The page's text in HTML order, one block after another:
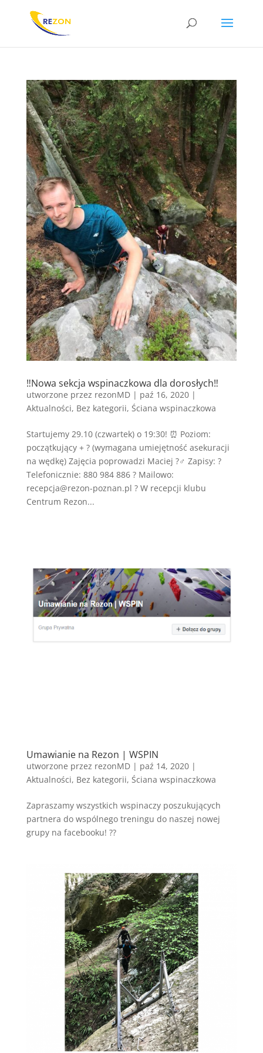
‼️Nowa sekcja wspinaczkowa dla dorosłych‼️
utworzone przez rezonMD| paź 16, 2020|
Aktualności, Bez kategorii, Ściana wspinaczkowa
Startujemy 29.10 (czwartek) o 19:30! ⏰ Poziom:
początkujący + ? (wymagana umiejętność asekuracji
na wędkę) Zajęcia poprowadzi Maciej ?‍♂️ Zapisy: ?
Telefonicznie: 880 984 886 ? Mailowo:
recepcja@rezon-poznan.pl ? W recepcji klubu
Centrum Rezon...
Umawianie na Rezon | WSPIN
utworzone przez rezonMD| paź 14, 2020|
Aktualności, Bez kategorii, Ściana wspinaczkowa
Zapraszamy wszystkich wspinaczy poszukujących
partnera do wspólnego treningu do naszej nowej
grupy na facebooku! ??